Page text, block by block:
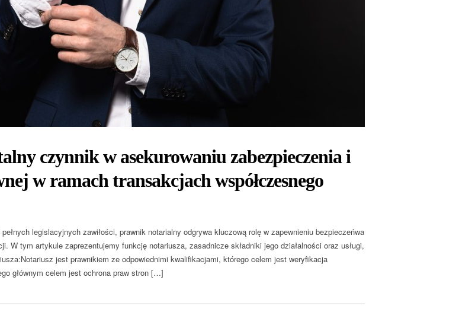
czynnik w asekurowaniu zabezpieczenia i
w ramach transakcjach współczesnego
legislacyjnych zawiłości, prawnik notarialny odgrywa kluczową rolę w zapewnieniu bezpieczeńwa
W tym artykule zaprezentujemy funkcję notariusza, zasadnicze składniki jego działalności oraz usługi,
jest prawnikiem ze odpowiednimi kwalifikacjami, którego celem jest weryfikacja
głównym celem jest ochrona praw stron […]